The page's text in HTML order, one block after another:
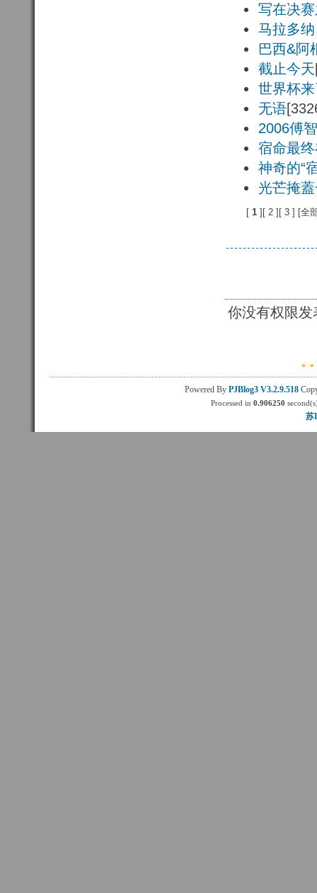
写在决
马拉多
巴西&阿
截止今天
世界杯
无语
2006傅
宿命最
神奇的“
光芒掩
[ 1 ][ 2 ][ 3 ] [全
你没有权限发
Powered By PJBlog3 V3.2.9.518
Processed in0.906250
苏